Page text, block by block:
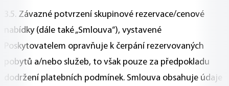
3.5. Závazné potvrzení skupinové rezervace/cenové
nabídky (dále také „Smlouva“), vystavené
Poskytovatelem opravňuje k čerpání rezervovaných
pobytů a/nebo služeb, to však pouze za předpokladu
dodržení platebních podmínek. Smlouva obsahuje údaje